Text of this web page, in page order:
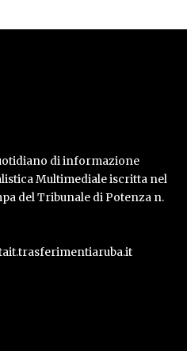
di informazione
Multimediale iscritta nel
del Tribunale di Potenza n.